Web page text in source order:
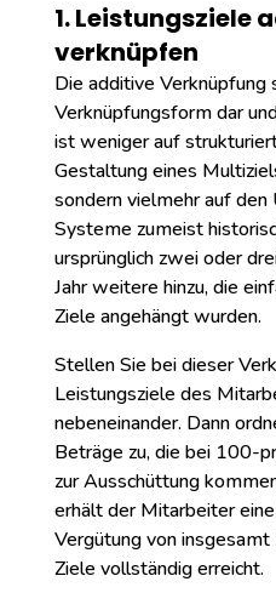
1. Leistungsziele
verknüpfen
Die additive
Verknüpfungsform dar
ist weniger auf
Gestaltung eines
sondern vielmehr auf den
Systeme zumeist
ursprünglich zwei oder
Jahr weitere hinzu, die
Ziele angehängt wurden.
Stellen Sie bei dieser
Leistungsziele des
nebeneinander. Dann
Beträge zu, die bei 100-
zur Ausschüttung
erhält der Mitarbeiter
Vergütung von
Ziele vollständig erreicht.